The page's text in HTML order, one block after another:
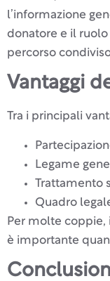
l’informazione
donatore e il
percorso
Vantaggi
Tra i principali
Legame
Trattamento
Quadro
Per molte
è importante